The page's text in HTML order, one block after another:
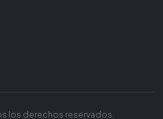
los derechos reservados.